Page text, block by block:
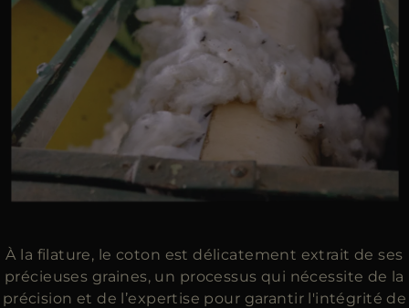
À la filature, le coton est délicatement extrait de ses
précieuses graines, un processus qui nécessite de la
précision et de l’expertise pour garantir l'intégrité de